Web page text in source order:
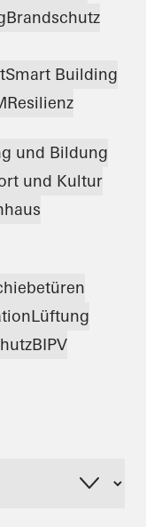
Brandschutz
Smart Building
Resilienz
und Bildung
und Kultur
Lüftung
BIPV